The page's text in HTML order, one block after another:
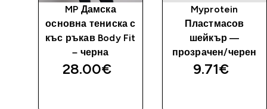
MP Дамска
основна тениска с
къс ръкав Body Fit
– черна
28.00€‎
Myprotein
Пластмасов
шейкър —
прозрачен/черен
9.71€‎